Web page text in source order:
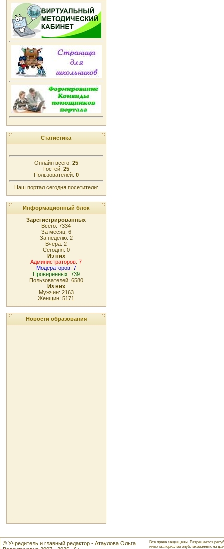
Статистика
Онлайн всего: 25
Гостей: 25
Пользователей: 0
Наш портал сегодня посетители:
Информационный блок
Зарегистрированных
Всего: 7334
За месяц: 6
За неделю: 2
Вчера: 2
Сегодня: 0
Из них
Администраторов: 7
Модераторов: 7
Проверенных: 739
Пользователей: 6580
Из них
Мужчин: 2163
Женщин: 5171
Новости образования
© Учредитель и главный редактор - Атаулова Ольга
Все права защищены. Разрешается
иных материалов опубликованных на